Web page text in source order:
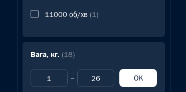
11000 об/хв (1)
Вага, кг. (18)
OK